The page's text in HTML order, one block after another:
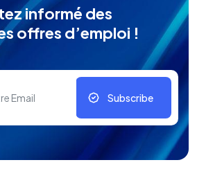
informé des
offres d’emploi !
Subscribe